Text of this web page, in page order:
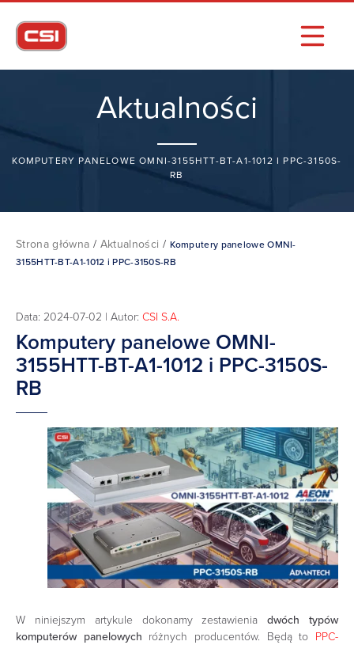
Aktualności
KOMPUTERY PANELOWE OMNI-3155HTT-BT-A1-1012 I PPC-3150S-
RB
Strona główna / Aktualności / Komputery panelowe OMNI-
3155HTT-BT-A1-1012 i PPC-3150S-RB
Data: 2024-07-02 | Autor: CSI S.A.
Komputery panelowe OMNI-
3155HTT-BT-A1-1012 i PPC-3150S-
RB
W niniejszym artykule dokonamy zestawienia dwóch typów
komputerów panelowych różnych producentów. Będą to PPC-